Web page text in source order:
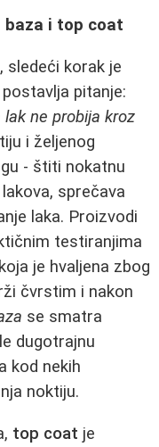
baza i top coat
sledeći korak je
pitanje:
ne probija kroz
i željenog
- štiti nokatnu
sprečava
laka. Proizvodi
testiranjima
je hvaljena zbog
čvrstim i nakon
se smatra
dugotrajnu
kod nekih
noktiju.
top coat je